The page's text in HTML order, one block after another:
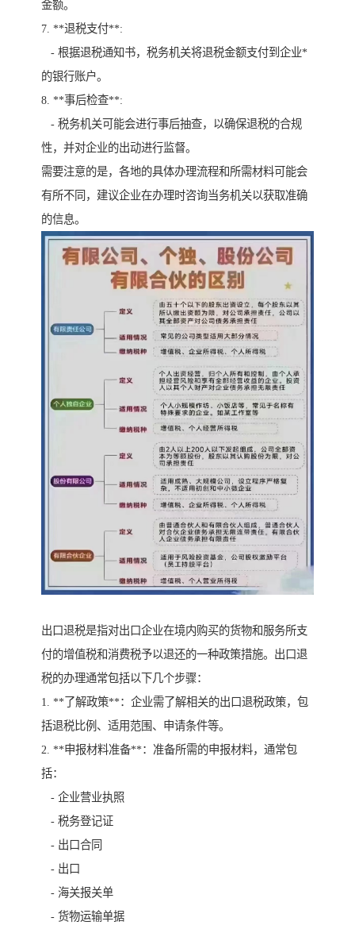
金额。
7. **退税支付**:
- 根据退税通知书，税务机关将退税金额支付到企业*
的银行账户。
8. **事后检查**:
- 税务机关可能会进行事后抽查，以确保退税的合规
性，并对企业的出动进行监督。
需要注意的是，各地的具体办理流程和所需材料可能会
有所不同，建议企业在办理时咨询当务机关以获取准确
的信息。
出口退税是指对出口企业在境内购买的货物和服务所支
付的增值税和消费税予以退还的一种政策措施。出口退
税的办理通常包括以下几个步骤：
1. **了解政策**：企业需了解相关的出口退税政策，包
括退税比例、适用范围、申请条件等。
2. **申报材料准备**：准备所需的申报材料，通常包
括：
- 企业营业执照
- 税务登记证
- 出口合同
- 出口
- 海关报关单
- 货物运输单据